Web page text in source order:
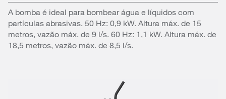
A bomba é ideal para bombear água e líquidos com
partículas abrasivas. 50 Hz: 0,9 kW. Altura máx. de 15
metros, vazão máx. de 9 l/s. 60 Hz: 1,1 kW. Altura máx. de
18,5 metros, vazão máx. de 8,5 l/s.